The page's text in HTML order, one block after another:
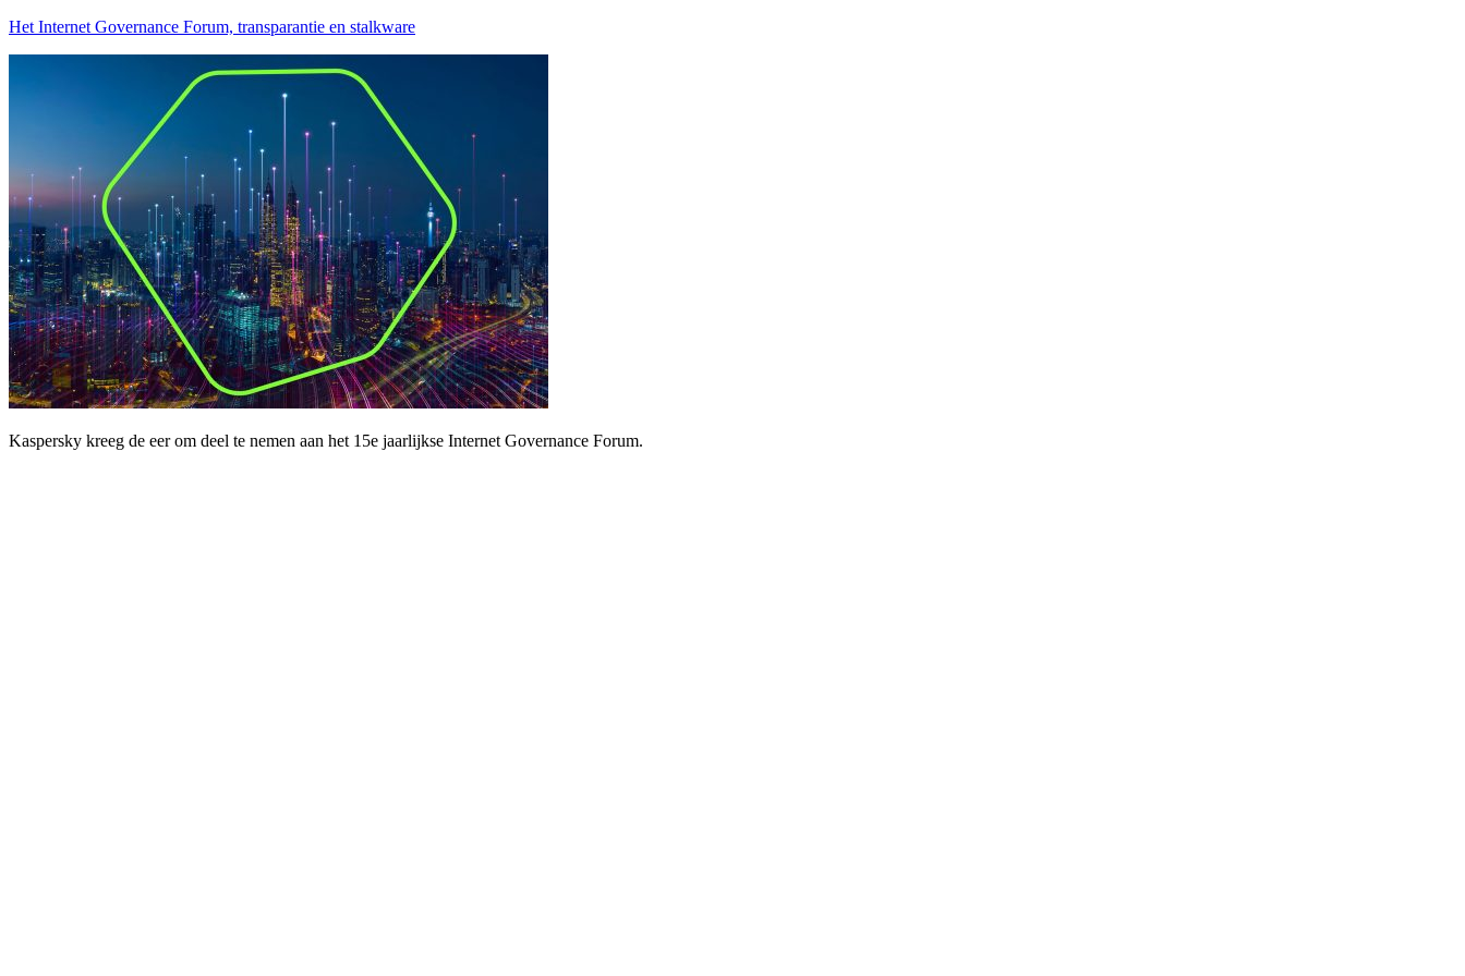
Het Internet Governance Forum, transparantie en stalkware
Kaspersky kreeg de eer om deel te nemen aan het 15e jaarlijkse Internet Governance Forum.